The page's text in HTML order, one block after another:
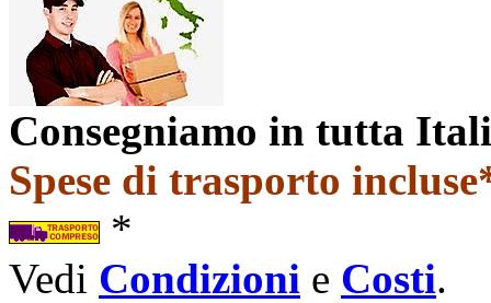
Consegniamo in tutta
Spese di trasporto
*
Vedi Condizioni e Costi.